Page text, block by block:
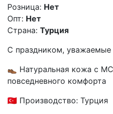
Розница: Нет
Опт: Нет
Страна: Турция
С праздником, уважаемые
👞 Натуральная кожа с
повседневного комфорта
🇹🇷 Производство: Турция